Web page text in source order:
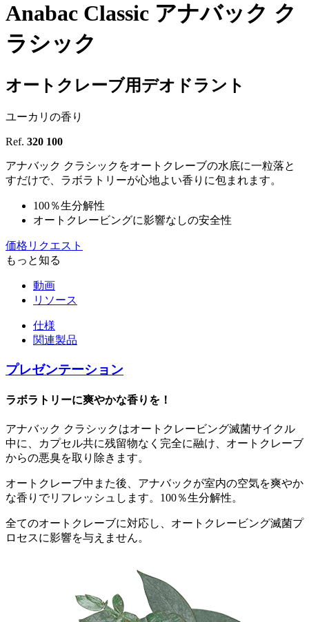
Anabac Classic アナバック ク
ラシック
オートクレーブ用デオドラント
ユーカリの香り
Ref. 320 100
アナバック クラシックをオートクレーブの水底に一粒落と
すだけで、ラボラトリーが心地よい香りに包まれます。
100％生分解性
オートクレービングに影響なしの安全性
価格リクエスト
もっと知る
動画
リソース
仕様
関連製品
プレゼンテーション
ラボラトリーに爽やかな香りを！
アナバック クラシックはオートクレービング滅菌サイクル
中に、カプセル共に残留物なく完全に融け、オートクレーブ
からの悪臭を取り除きます。
オートクレーブ中また後、アナバックが室内の空気を爽やか
な香りでリフレッシュします。100％生分解性。
全てのオートクレーブに対応し、オートクレービング滅菌プ
ロセスに影響を与えません。